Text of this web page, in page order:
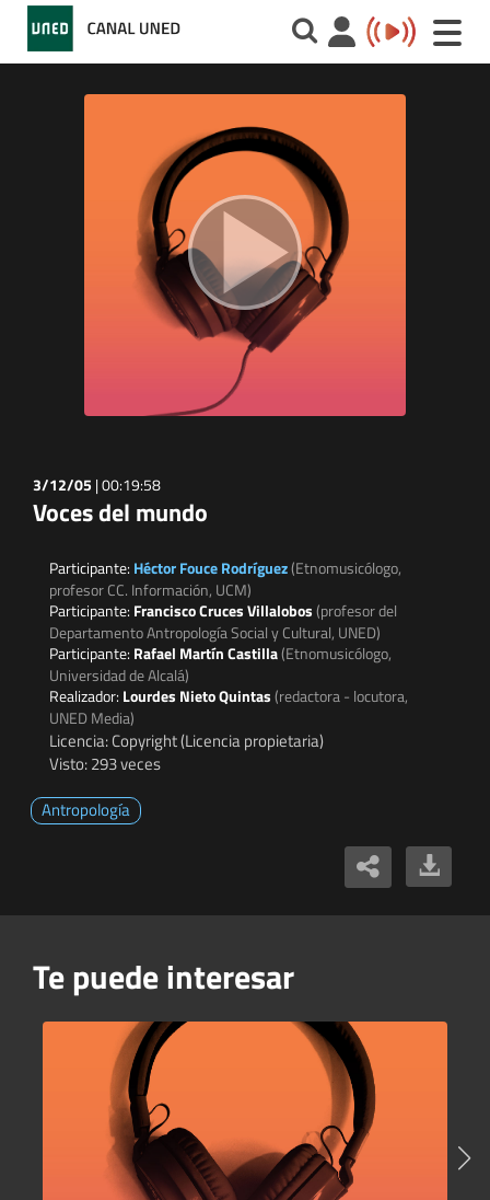
Toggle
3/12/05 |00:19:58
Voces del mundo
Participante: Héctor Fouce Rodríguez(Etnomusicólogo,
profesor CC. Información, UCM)
Participante: Francisco Cruces Villalobos(profesor del
Departamento Antropología Social y Cultural, UNED)
Participante: Rafael Martín Castilla(Etnomusicólogo,
Universidad de Alcalá)
Realizador: Lourdes Nieto Quintas(redactora - locutora,
UNED Media)
Licencia: Copyright (Licencia propietaria)
Visto: 293 veces
Antropología
Te puede interesar